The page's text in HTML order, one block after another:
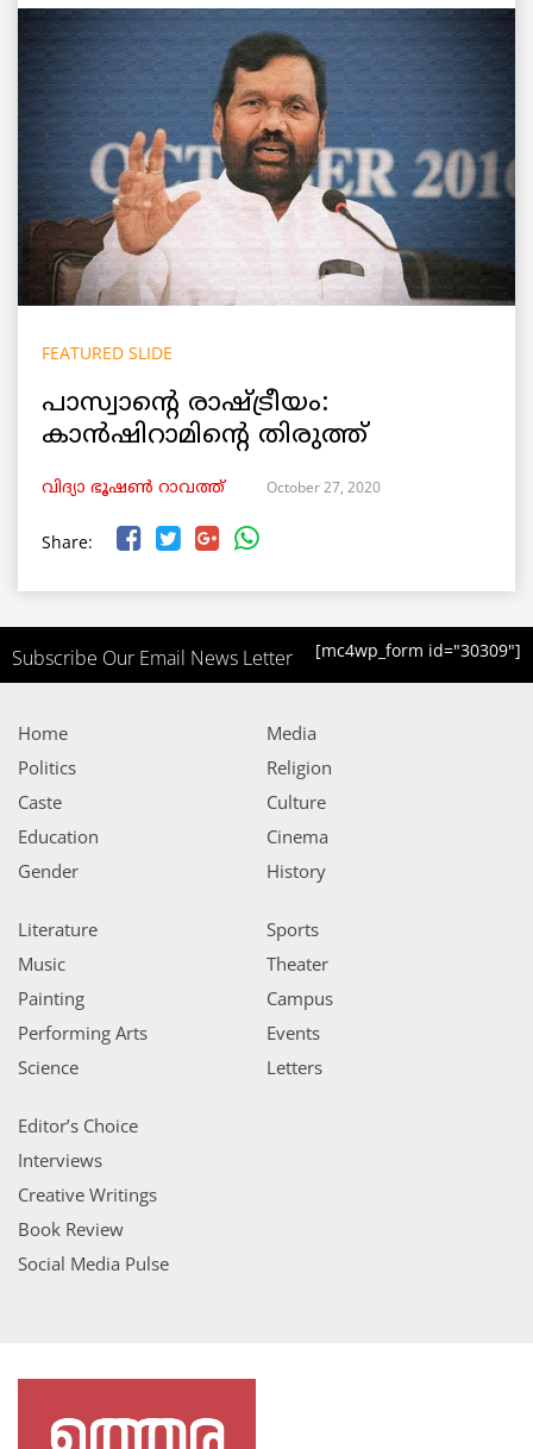
FEATURED SLIDE
പാസ്വാന്റെ രാഷ്ട്രീയം:
കാൻഷിറാമിന്റെ തിരുത്ത്
വിദ്യാ ഭൂഷൺ റാവത്ത് October 27, 2020
Share:
Subscribe Our Email News Letter [mc4wp_form id="30309"]
Home
Politics
Caste
Education
Gender
Media
Religion
Culture
Cinema
History
Literature
Music
Painting
Performing Arts
Science
Sports
Theater
Campus
Events
Letters
Editor’s Choice
Interviews
Creative Writings
Book Review
Social Media Pulse